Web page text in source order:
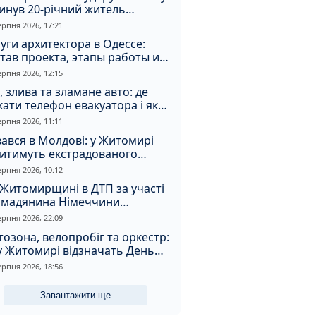
20-річний житель
2026, 17:21
архитектора в Одессе:
проекта, этапы работы и
2026, 12:15
злива та зламане авто: де
телефон евакуатора і як
на аферистів
2026, 11:11
в Молдові: у Житомирі
екстрадованого
за сурогатний спирт і
грошей
2026, 10:12
в ДТП за участі
Німеччини
двоє людей
2026, 22:09
велопробіг та оркестр:
Житомирі відзначать День
та День Незалежності
2026, 18:56
Завантажити ще